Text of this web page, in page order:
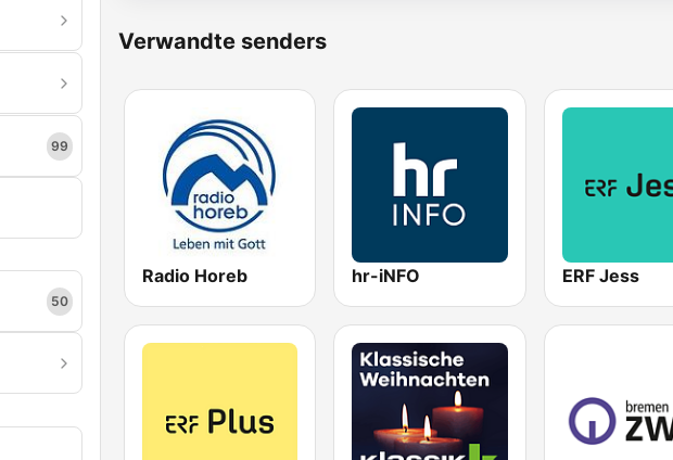
99
50
Verwandte senders
Radio Horeb hr-iNFO ERF Jess